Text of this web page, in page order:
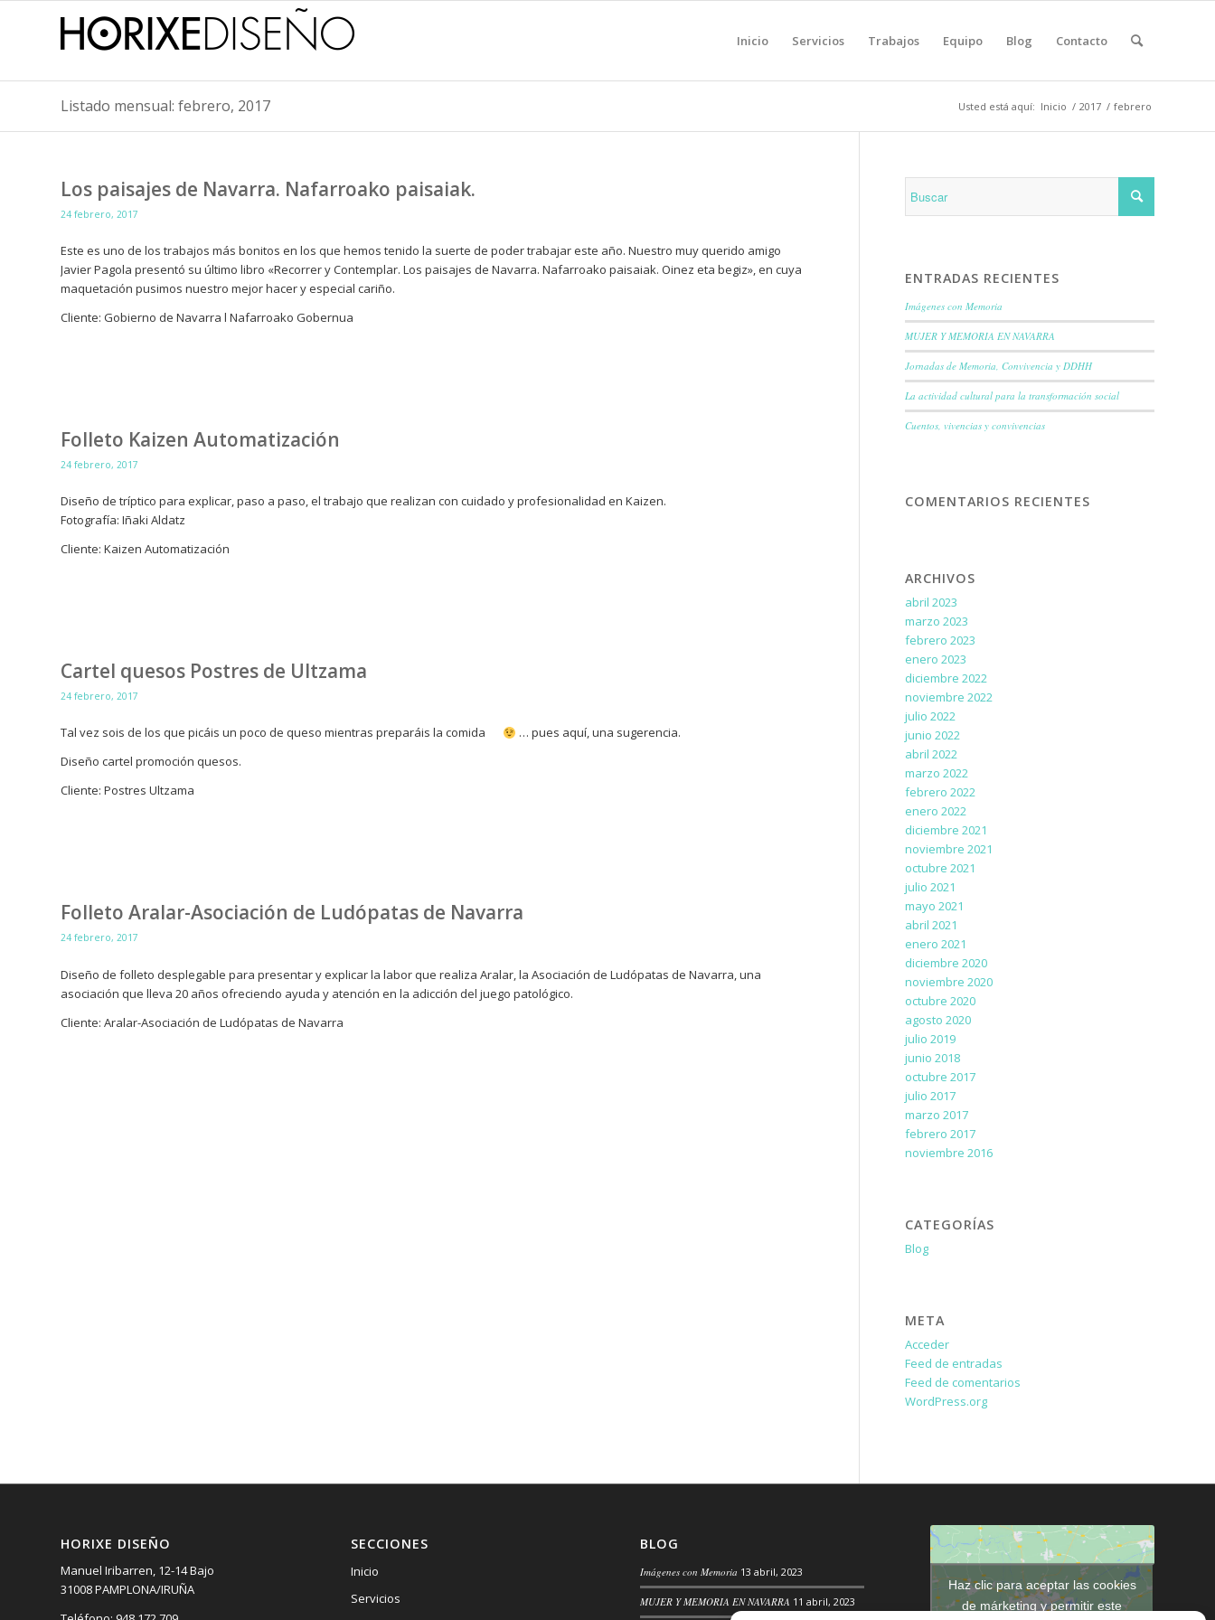
Inicio Servicios Trabajos Equipo Blog Contacto
Listado mensual: febrero, 2017 Usted está aquí: Inicio / 2017 / febrero
Los paisajes de Navarra. Nafarroako paisaiak.
24 febrero, 2017
Este es uno de los trabajos más bonitos en los que hemos tenido la suerte de poder trabajar este año. Nuestro muy querido amigo
Javier Pagola presentó su último libro «Recorrer y Contemplar. Los paisajes de Navarra. Nafarroako paisaiak. Oinez eta begiz», en cuya
maquetación pusimos nuestro mejor hacer y especial cariño.
Cliente: Gobierno de Navarra l Nafarroako Gobernua
Folleto Kaizen Automatización
24 febrero, 2017
Diseño de tríptico para explicar, paso a paso, el trabajo que realizan con cuidado y profesionalidad en Kaizen.
Fotografía: Iñaki Aldatz
Cliente: Kaizen Automatización
Cartel quesos Postres de Ultzama
24 febrero, 2017
Tal vez sois de los que picáis un poco de queso mientras preparáis la comida
… pues aquí, una sugerencia.
Diseño cartel promoción quesos.
Cliente: Postres Ultzama
Folleto Aralar-Asociación de Ludópatas de Navarra
24 febrero, 2017
Diseño de folleto desplegable para presentar y explicar la labor que realiza Aralar, la Asociación de Ludópatas de Navarra, una
asociación que lleva 20 años ofreciendo ayuda y atención en la adicción del juego patológico.
Cliente: Aralar-Asociación de Ludópatas de Navarra
ENTRADAS RECIENTES
Imágenes con Memoria
MUJER Y MEMORIA EN NAVARRA
Jornadas de Memoria, Convivencia y DDHH
La actividad cultural para la transformación social
Cuentos, vivencias y convivencias
COMENTARIOS RECIENTES
ARCHIVOS
abril 2023
marzo 2023
febrero 2023
enero 2023
diciembre 2022
noviembre 2022
julio 2022
junio 2022
abril 2022
marzo 2022
febrero 2022
enero 2022
diciembre 2021
noviembre 2021
octubre 2021
julio 2021
mayo 2021
abril 2021
enero 2021
diciembre 2020
noviembre 2020
octubre 2020
agosto 2020
julio 2019
junio 2018
octubre 2017
julio 2017
marzo 2017
febrero 2017
noviembre 2016
CATEGORÍAS
Blog
META
Acceder
Feed de entradas
Feed de comentarios
WordPress.org
HORIXE DISEÑO
Manuel Iribarren, 12-14 Bajo
31008 PAMPLONA/IRUÑA
SECCIONES
Inicio
Servicios
BLOG
Imágenes con Memoria 13 abril, 2023
MUJER Y MEMORIA EN NAVARRA 11 abril, 2023
Haz clic para aceptar las cookies
de márketing y permitir este